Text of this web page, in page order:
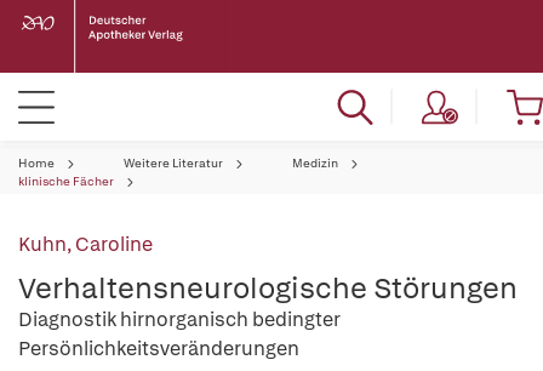
Home Weitere Literatur
Medizin
klinische Fächer
Kuhn, Caroline
Verhaltensneurologische Störungen
Diagnostik hirnorganisch bedingter
Persönlichkeitsveränderungen